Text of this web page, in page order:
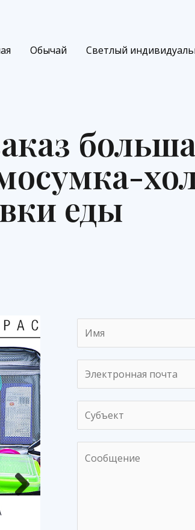
Обычай Светлый
еды